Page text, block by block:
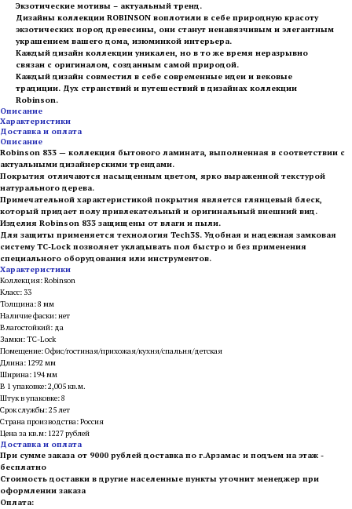
Экзотические мотивы – актуальный тренд.
Дизайны коллекции ROBINSON воплотили в себе природную красоту
экзотических пород древесины, они станут ненавязчивым и элегантным
украшением вашего дома, изюминкой интерьера.
Каждый дизайн коллекции уникален, но в то же время неразрывно
связан с оригиналом, созданным самой природой.
Каждый дизайн совместил в себе современные идеи и вековые
традиции. Дух странствий и путешествий в дизайнах коллекции
Robinson.
Описание
Характеристики
Доставка и оплата
Описание
Robinson 833 — коллекция бытового ламината, выполненная в соответствии с
актуальными дизайнерскими трендами.
Покрытия отличаются насыщенным цветом, ярко выраженной текстурой
натурального дерева.
Примечательной характеристикой покрытия является глянцевый блеск,
который придает полу привлекательный и оригинальный внешний вид.
Изделия Robinson 833 защищены от влаги и пыли.
Для защиты применяется технология Tech3S. Удобная и надежная замковая
систему TC-Lock позволяет укладывать пол быстро и без применения
специального оборудования или инструментов.
Характеристики
Коллекция: Robinson
Класс: 33
Толщина: 8 мм
Наличие фаски: нет
Влагостойкий: да
Замки: TC-Lock
Помещение: Офис/гостиная/прихожая/кухня/спальня/детская
Длина: 1292 мм
Ширина: 194 мм
В 1 упаковке: 2,005 кв.м.
Штук в упаковке: 8
Срок службы: 25 лет
Страна производства: Россия
Цена за кв.м: 1227 рублей
Доставка и оплата
При сумме заказа от 9000 рублей доставка по г.Арзамас и подъем на этаж -
бесплатно
Стоимость доставки в другие населенные пункты уточнит менеджер при
оформлении заказа
Оплата: